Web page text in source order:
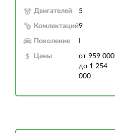
Двигателей 5
Комлектаций9
Поколение
Цены
от 959 000
до 1 254
000